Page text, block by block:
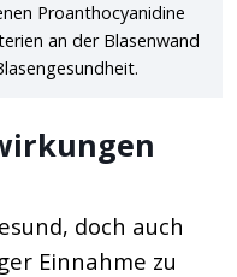
Proanthocyanidine
an der Blasenwand
doch auch
Einnahme zu